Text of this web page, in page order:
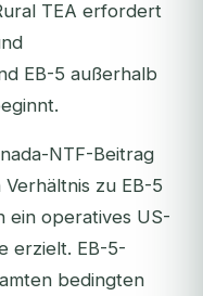
TEA erfordert
EB-5 außerhalb
NTF-Beitrag
zu EB-5
ein operatives US-
erzielt. EB-5-
bedingten